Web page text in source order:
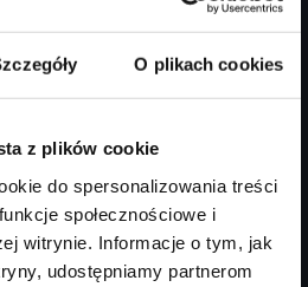
O plikach cookies
z plików cookie
do spersonalizowania treści
społecznościowe i
witrynie. Informacje o tym, jak
udostępniamy partnerom
Szczegóły